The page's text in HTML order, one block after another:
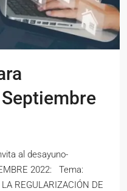
al desayuno-
2022: Tema:
REGULARIZACIÓN DE